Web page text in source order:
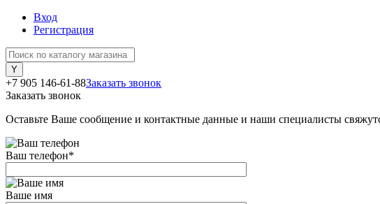
Вход
Регистрация
+7 905 146-61-88Заказать звонок
Заказать звонок
Оставьте Ваше сообщение и контактные данные и наши специалисты
Ваш телефон*
Ваше имя